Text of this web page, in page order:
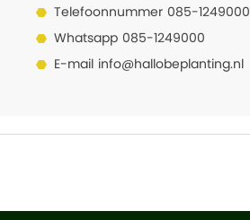
Telefoonnummer 085-1249000
Whatsapp 085-1249000
E-mail info@hallobeplanting.nl